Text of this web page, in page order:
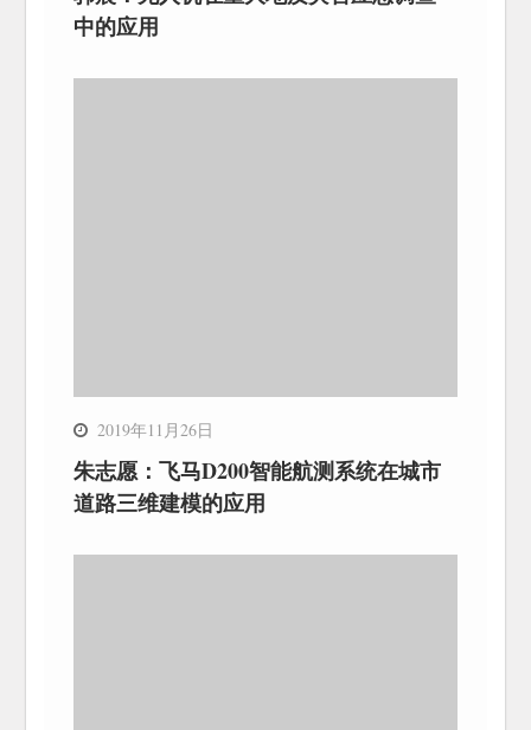
中的应用
2019年11月26日
朱志愿：飞马D200智能航测系统在城市
道路三维建模的应用